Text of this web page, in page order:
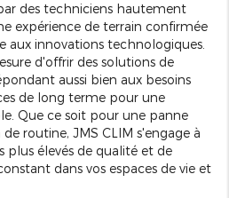
des techniciens hautement
expérience de terrain confirmée
innovations technologiques.
d'offrir des solutions de
aussi bien aux besoins
de long terme pour une
Que ce soit pour une panne
routine, JMS CLIM s'engage à
plus élevés de qualité et de
dans vos espaces de vie et